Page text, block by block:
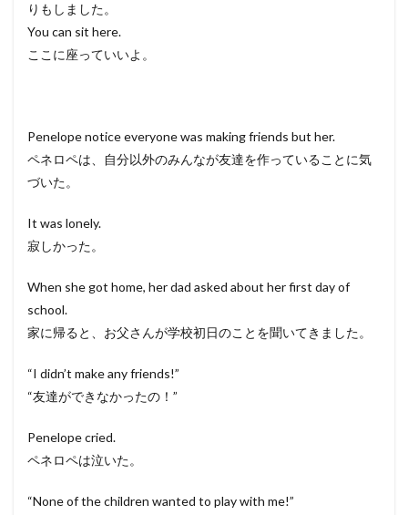
りもしました。
You can sit here.
ここに座っていいよ。
Penelope notice everyone was making friends but her.
ペネロペは、自分以外のみんなが友達を作っていることに気
づいた。
It was lonely.
寂しかった。
When she got home, her dad asked about her first day of
school.
家に帰ると、お父さんが学校初日のことを聞いてきました。
“I didn’t make any friends!”
“友達ができなかったの！”
Penelope cried.
ペネロペは泣いた。
“None of the children wanted to play with me!”